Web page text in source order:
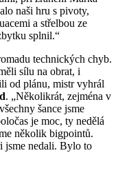
naši hru s pivoty,
a střelbou ze
splnil.“
technických chyb.
sílu na obrat, i
od plánu, mistr vyhrál
. „Několikrát, zejména v
šance jsme
je moc, ty nedělá
několik bigpointů.
jsme nedali. Bylo to